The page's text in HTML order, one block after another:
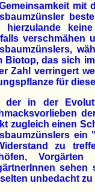
mit
hierzulande
verschmähen
Biotop, das sich
Zahl verringert
für
der in der
zugleich einen
zu
unbedacht zu